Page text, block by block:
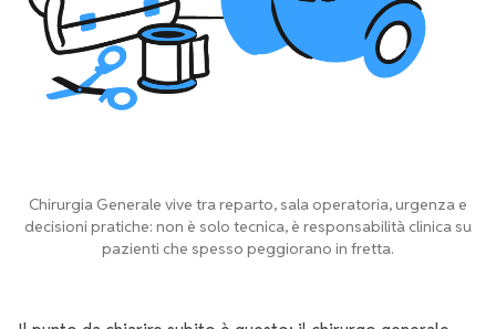
Chirurgia Generale vive tra reparto, sala operatoria, urgenza e
decisioni pratiche: non è solo tecnica, è responsabilità clinica su
pazienti che spesso peggiorano in fretta.